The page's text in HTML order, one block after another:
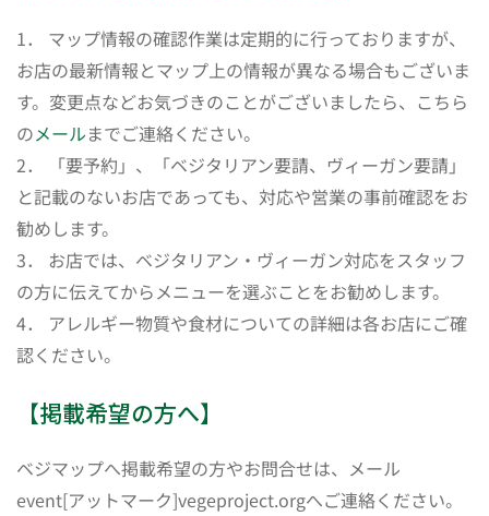
1． マップ情報の確認作業は定期的に行っておりますが、
お店の最新情報とマップ上の情報が異なる場合もございま
す。変更点などお気づきのことがございましたら、こちら
のメールまでご連絡ください。
2． 「要予約」、「ベジタリアン要請、ヴィーガン要請」
と記載のないお店であっても、対応や営業の事前確認をお
勧めします。
3． お店では、ベジタリアン・ヴィーガン対応をスタッフ
の方に伝えてからメニューを選ぶことをお勧めします。
4． アレルギー物質や食材についての詳細は各お店にご確
認ください。
【掲載希望の方へ】
ベジマップへ掲載希望の方やお問合せは、メール
event[アットマーク]vegeproject.orgへご連絡ください。